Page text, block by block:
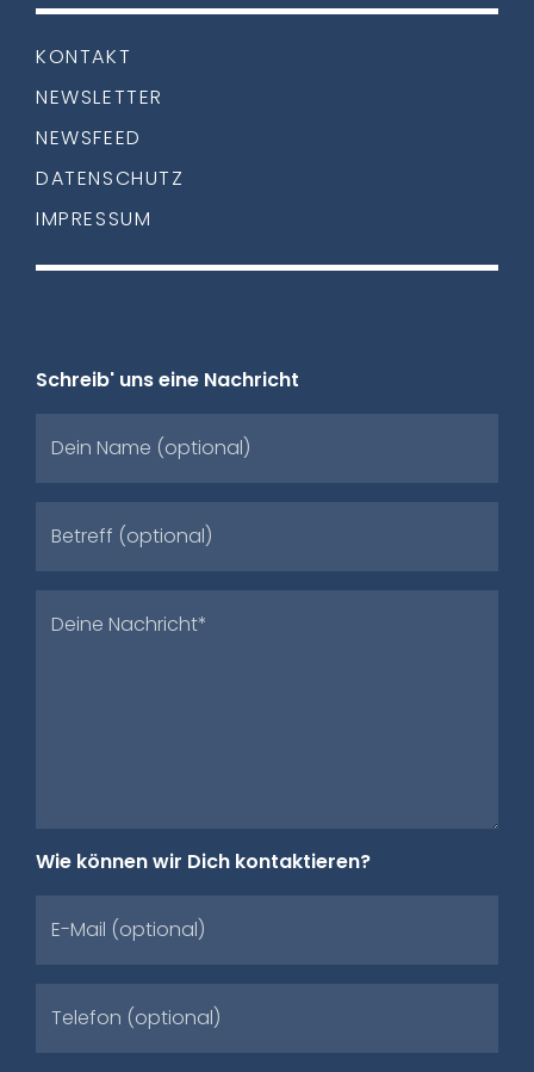
Schreib' uns eine Nachricht
Dein Name (optional)
Betreff (optional)
Deine Nachricht*
Wie können wir Dich kontaktieren?
E-Mail (optional)
Telefon (optional)
KONTAKT
NEWSLETTER
NEWSFEED
DATENSCHUTZ
IMPRESSUM